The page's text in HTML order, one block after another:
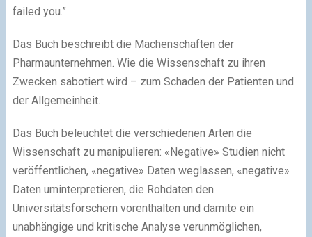
failed you.”
Das Buch beschreibt die Machenschaften der
Pharmaunternehmen. Wie die Wissenschaft zu ihren
Zwecken sabotiert wird – zum Schaden der Patienten und
der Allgemeinheit.
Das Buch beleuchtet die verschiedenen Arten die
Wissenschaft zu manipulieren: «Negative» Studien nicht
veröffentlichen, «negative» Daten weglassen, «negative»
Daten uminterpretieren, die Rohdaten den
Universitätsforschern vorenthalten und damite ein
unabhängige und kritische Analyse verunmöglichen,